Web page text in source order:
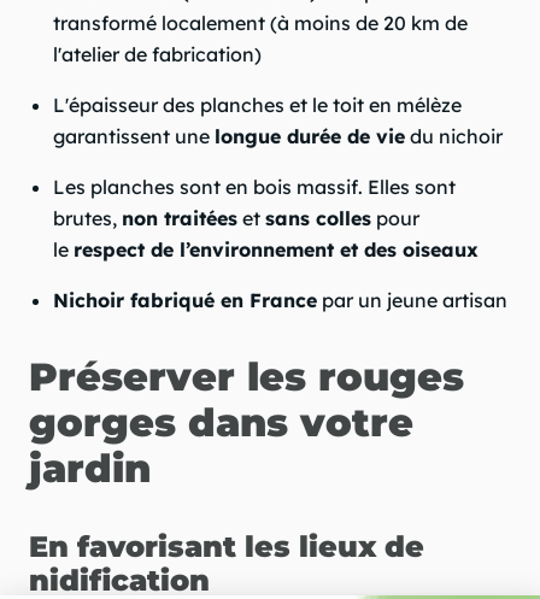
transformé localement (à moins de 20 km de
l'atelier de fabrication)
L'épaisseur des planches et le toit en mélèze
garantissent une longue durée de vie du nichoir
Les planches sont en bois massif. Elles sont
brutes, non traitées et sans colles pour
le respect de l’environnement et des oiseaux
Nichoir fabriqué en France par un jeune artisan
Préserver les rouges
gorges dans votre
jardin
En favorisant les lieux de
nidification